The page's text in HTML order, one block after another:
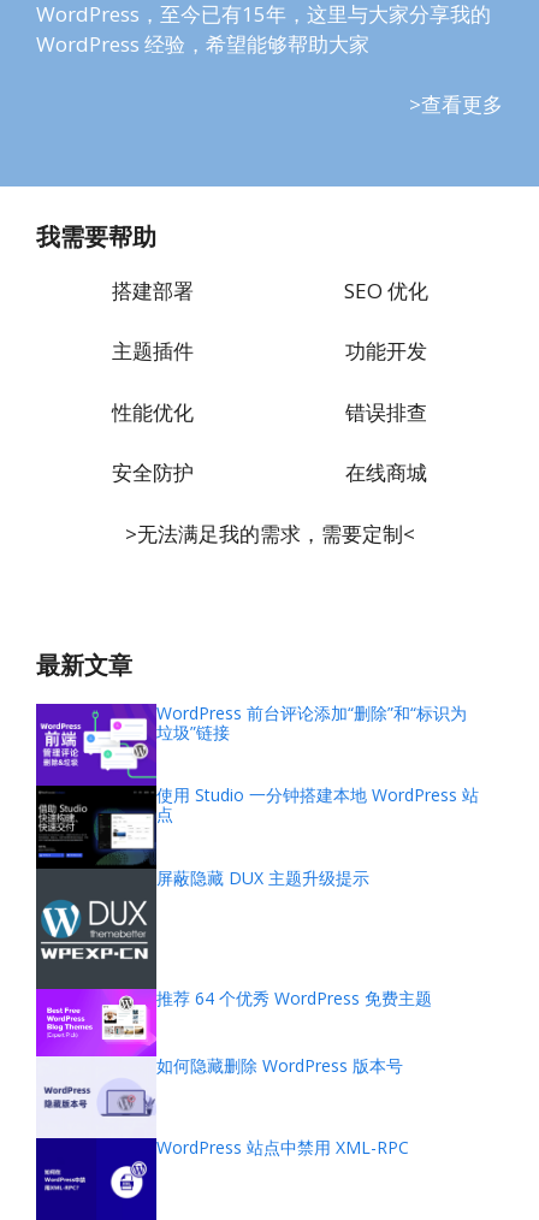
WordPress，至今已有15年，这里与大家分享我的
WordPress 经验，希望能够帮助大家
>查看更多
我需要帮助
搭建部署
主题插件
性能优化
安全防护
SEO 优化
功能开发
错误排查
在线商城
>无法满足我的需求，需要定制<
最新文章
WordPress 前台评论添加“删除”和“标识为
垃圾”链接
使用 Studio 一分钟搭建本地 WordPress 站
点
屏蔽隐藏 DUX 主题升级提示
推荐 64 个优秀 WordPress 免费主题
如何隐藏删除 WordPress 版本号
WordPress 站点中禁用 XML-RPC